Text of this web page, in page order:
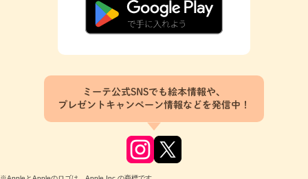
ミーテ公式SNSでも絵本情報や、
プレゼントキャンペーン情報などを発信中！